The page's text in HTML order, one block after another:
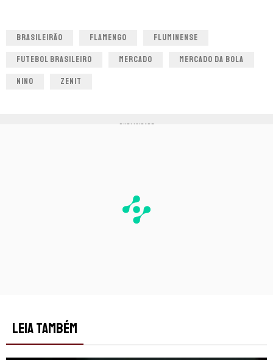
BRASILEIRÃO FLAMENGO FLUMINENSE
FUTEBOL BRASILEIRO MERCADO MERCADO DA BOLA
NINO ZENIT
PUBLICIDADE
LEIA TAMBÉM